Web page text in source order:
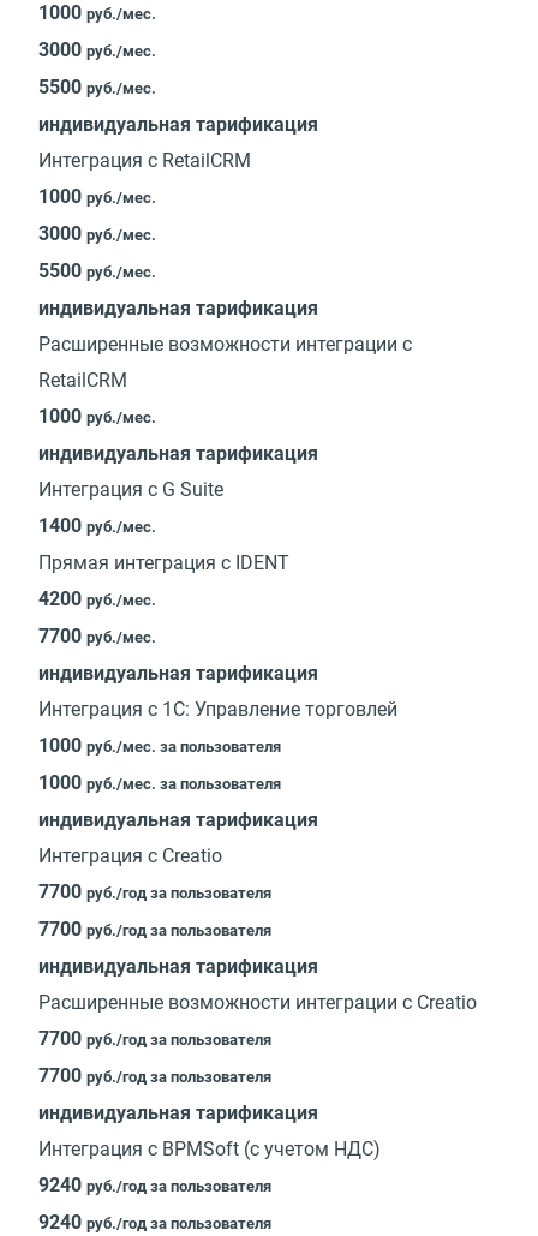
1000 руб./мес.
3000 руб./мес.
5500 руб./мес.
индивидуальная тарификация
Интеграция c RetailCRM
1000 руб./мес.
3000 руб./мес.
5500 руб./мес.
индивидуальная тарификация
Расширенные возможности интеграции c
RetailCRM
1000 руб./мес.
индивидуальная тарификация
Интеграция с G Suite
1400 руб./мес.
Прямая интеграция с IDENT
4200 руб./мес.
7700 руб./мес.
индивидуальная тарификация
Интеграция с 1С: Управление торговлей
1000 руб./мес. за пользователя
1000 руб./мес. за пользователя
индивидуальная тарификация
Интеграция с Creatio
7700 руб./год за пользователя
7700 руб./год за пользователя
индивидуальная тарификация
Расширенные возможности интеграции с Creatio
7700 руб./год за пользователя
7700 руб./год за пользователя
индивидуальная тарификация
Интеграция с BPMSoft (с учетом НДС)
9240 руб./год за пользователя
9240 руб./год за пользователя